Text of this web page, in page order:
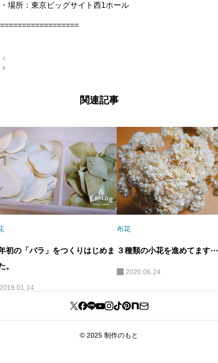
・場所：東京ビッグサイト西1ホール
==================
投
稿
関連記事
初の「バラ」をつくりはじめま
。
布花
３種類の小花を進めてま
2020.06.24
© 2025 制作のもと